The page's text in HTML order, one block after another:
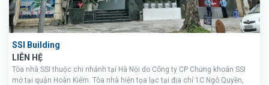
SSI Building
LIÊN HỆ
Tòa nhà SSI thuộc chi nhánh tại Hà Nội do Công ty CP Chứng khoán SSI
mở tại quận Hoàn Kiếm. Tòa nhà hiện tọa lạc tại địa chỉ 1C Ngô Quyền,